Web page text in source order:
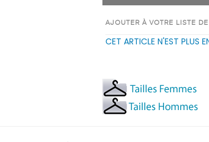
AJOUTER À VOTRE LISTE
CET ARTICLE N'EST PLUS